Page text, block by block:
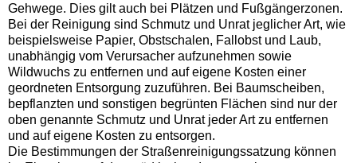
Gehwege. Dies gilt auch bei Plätzen und Fußgängerzonen.
Bei der Reinigung sind Schmutz und Unrat jeglicher Art, wie
beispielsweise Papier, Obstschalen, Fallobst und Laub,
unabhängig vom Verursacher aufzunehmen sowie
Wildwuchs zu entfernen und auf eigene Kosten einer
geordneten Entsorgung zuzuführen. Bei Baumscheiben,
bepflanzten und sonstigen begrünten Flächen sind nur der
oben genannte Schmutz und Unrat jeder Art zu entfernen
und auf eigene Kosten zu entsorgen.
Die Bestimmungen der Straßenreinigungssatzung können